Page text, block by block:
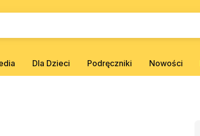
Dla Dzieci Podręczniki Nowości